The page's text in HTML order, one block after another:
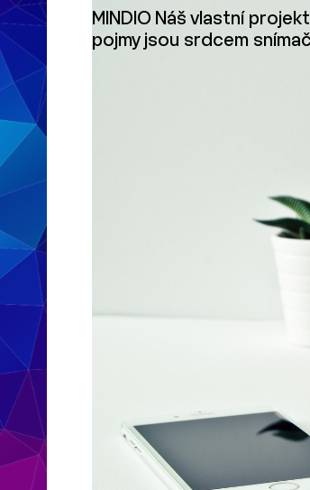
MINDIO Náš vlastní
pojmy jsou srdcem